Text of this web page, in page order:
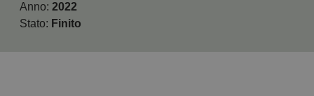
Anno:2022
Stato: Finito